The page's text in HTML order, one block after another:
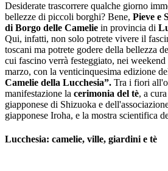
Desiderate trascorrere qualche giorno
bellezze di piccoli borghi? Bene, Pieve e
di Borgo delle Camelie in provincia di
Qui, infatti, non solo potrete vivere il
toscani ma potrete godere della bellezza
cui fascino verrà festeggiato, nei
marzo, con la venticinquesima edizione
Camelie della Lucchesia”. Tra i fiori
manifestazione la cerimonia del tè, a
giapponese di Shizuoka e
giapponese Iroha, e la mostra scientifica
Lucchesia: camelie, ville, giardini e tè